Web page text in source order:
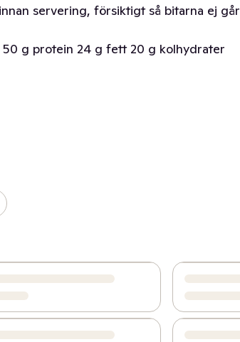
servering, försiktigt så bitarna ej går
g protein 24 g fett 20 g kolhydrater